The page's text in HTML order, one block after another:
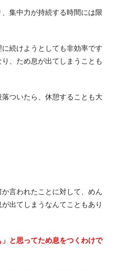
集中力が持続する時間には限
続けようとしても非効率です
、ため息が出てしまうことも
ついたら、休憩することも大
言われたことに対して、めん
出てしまうなんてこともあり
」と思ってため息をつくわけで